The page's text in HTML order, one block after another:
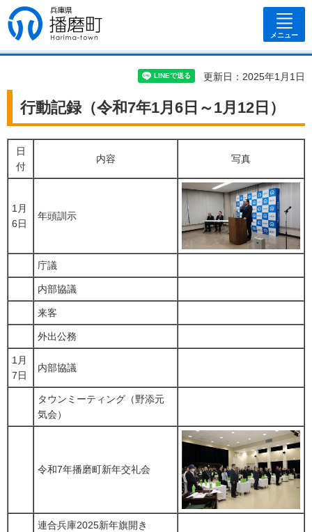
兵庫県 播磨
町
メニュー
更新日：2025年1月1日
行動記録（令和7年1月6日～1月12日）
日
付
内容 写真
1月
6日
年頭訓示
庁議
内部協議
来客
外出公務
1月
7日
内部協議
タウンミーティング（野添元
気会）
令和7年播磨町新年交礼会
連合兵庫2025新年旗開き